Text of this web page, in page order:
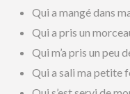
Qui a mangé dans
Qui a pris un
Qui m’a pris un peu
Qui a sali ma petite